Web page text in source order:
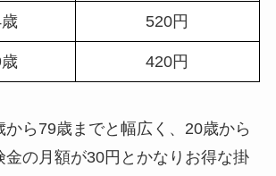
520円
420円
から79歳までと幅広く、20歳から
金の月額が30円とかなりお得な掛